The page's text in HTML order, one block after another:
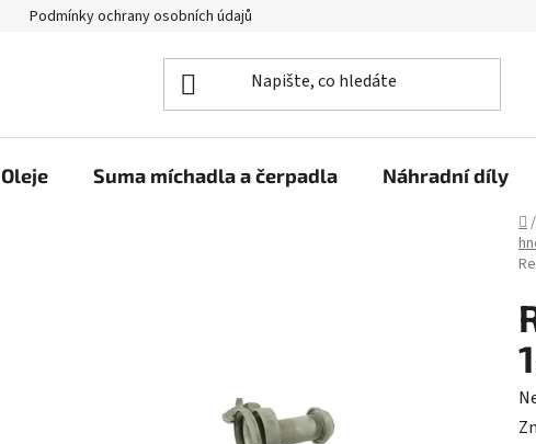
Podmínky ochrany osobních údajů
Oleje Suma míchadla a čerpadla Náhradní díly
/